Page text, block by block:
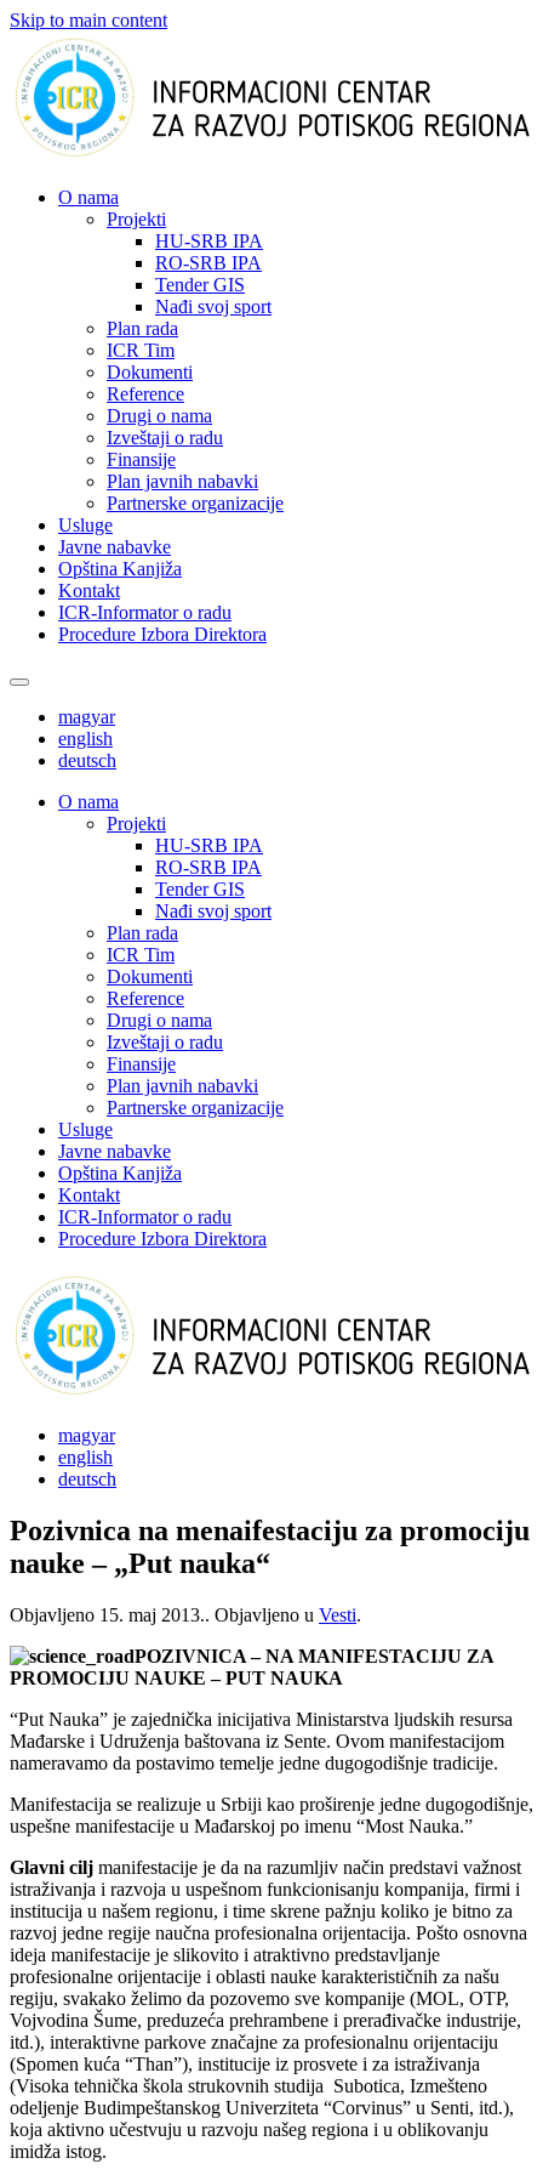
Skip to main content
О nama
Projekti
HU-SRB IPA
RO-SRB IPA
Tender GIS
Nađi svoj sport
Plan rada
ICR Tim
Dokumenti
Reference
Drugi o nama
Izveštaji o radu
Finansije
Plan javnih nabavki
Partnerske organizacije
Usluge
Javne nabavke
Opština Kanjiža
Kontakt
ICR-Informator o radu
Procedure Izbora Direktora
magyar
english
deutsch
О nama
Projekti
HU-SRB IPA
RO-SRB IPA
Tender GIS
Nađi svoj sport
Plan rada
ICR Tim
Dokumenti
Reference
Drugi o nama
Izveštaji o radu
Finansije
Plan javnih nabavki
Partnerske organizacije
Usluge
Javne nabavke
Opština Kanjiža
Kontakt
ICR-Informator o radu
Procedure Izbora Direktora
magyar
english
deutsch
Pozivnica na menaifestaciju za promociju
nauke – „Put nauka“
Objavljeno 15. maj 2013.. Objavljeno u Vesti.
POZIVNICA – NA MANIFESTACIJU ZA
PROMOCIJU NAUKE – PUT NAUKA
“Put Nauka” je zajednička inicijativa Ministarstva ljudskih resursa
Mađarske i Udruženja baštovana iz Sente. Ovom manifestacijom
nameravamo da postavimo temelje jedne dugogodišnje tradicije.
Manifestacija se realizuje u Srbiji kao proširenje jedne dugogodišnje,
uspešne manifestacije u Mađarskoj po imenu “Most Nauka.”
Glavni cilj manifestacije je da na razumljiv način predstavi važnost
istraživanja i razvoja u uspešnom funkcionisanju kompanija, firmi i
institucija u našem regionu, i time skrene pažnju koliko je bitno za
razvoj jedne regije naučna profesionalna orijentacija. Pošto osnovna
ideja manifestacije je slikovito i atraktivno predstavljanje
profesionalne orijentacije i oblasti nauke karakterističnih za našu
regiju, svakako želimo da pozovemo sve kompanije (MOL, OTP,
Vojvodina Šume, preduzeća prehrambene i prerađivačke industrije,
itd.), interaktivne parkove značajne za profesionalnu orijentaciju
(Spomen kuća “Than”), institucije iz prosvete i za istraživanja
(Visoka tehnička škola strukovnih studija Subotica, Izmešteno
odeljenje Budimpeštanskog Univerziteta “Corvinus” u Senti, itd.),
koja aktivno učestvuju u razvoju našeg regiona i u oblikovanju
imidža istog.